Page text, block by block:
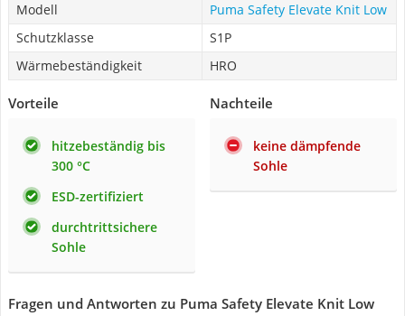
Modell
Puma Safety Elevate Knit Low
Schutzklasse
S1P
Wärmebeständigkeit
HRO
Vorteile
hitzebeständig bis
300 °C
ESD-zertifiziert
durchtrittsichere
Sohle
Nachteile
keine dämpfende
Sohle
Fragen und Antworten zu Puma Safety Elevate Knit Low